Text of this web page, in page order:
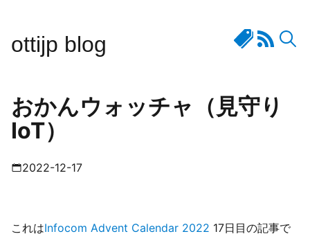
ottijp blog
おかんウォッチャ（見守り
IoT）
2022-12-17
これはInfocom Advent Calendar 2022 17日目の記事で